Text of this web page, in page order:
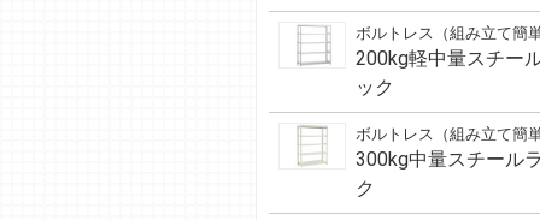
ボルトレス（組み立て簡単
200kg軽中量スチー
ック
ボルトレス（組み立て簡単
300kg中量スチール
ク